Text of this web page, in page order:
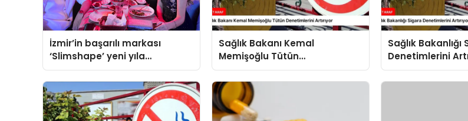
İzmir’in başarılı markası
‘Slimshape’ yeni yıla
müjdelerle girdi!
Sağlık Bakanı Kemal
Memişoğlu Tütün
Denetimlerini Artırıyor
Sağlık Bakanlığı
Denetimlerini